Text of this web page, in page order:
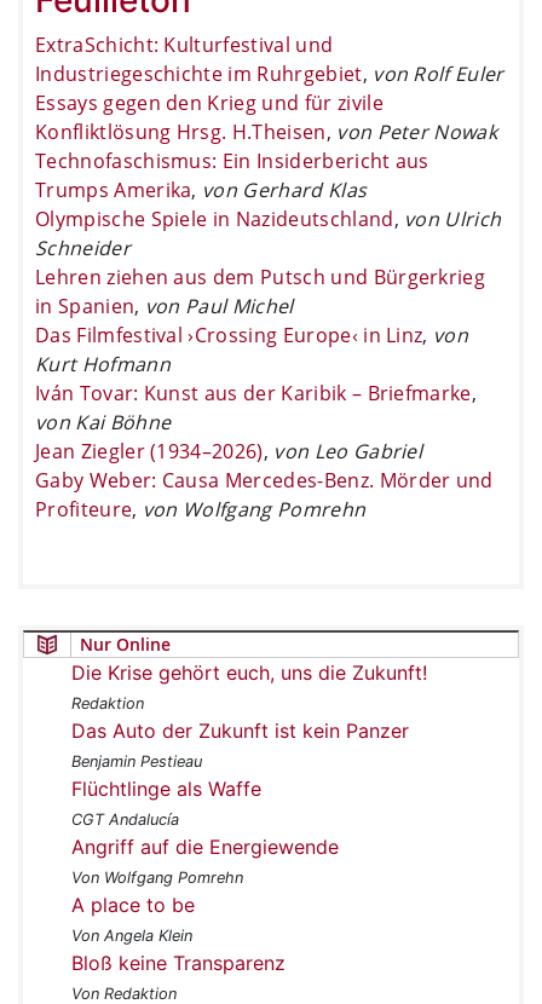
ExtraSchicht: Kulturfestival und
Industriegeschichte im Ruhrgebiet, von Rolf Euler
Essays gegen den Krieg und für zivile
Konfliktlösung Hrsg. H.Theisen, von Peter Nowak
Technofaschismus: Ein Insiderbericht aus
Trumps Amerika, von Gerhard Klas
Olympische Spiele in Nazideutschland, von Ulrich
Schneider
Lehren ziehen aus dem Putsch und Bürgerkrieg
in Spanien, von Paul Michel
Das Filmfestival ›Crossing Europe‹ in Linz, von
Kurt Hofmann
Iván Tovar: Kunst aus der Karibik – Briefmarke,
von Kai Böhne
Jean Ziegler (1934–2026), von Leo Gabriel
Gaby Weber: Causa Mercedes-Benz. Mörder und
Profiteure, von Wolfgang Pomrehn
Nur Online
Die Krise gehört euch, uns die Zukunft!
Redaktion
Das Auto der Zukunft ist kein Panzer
Benjamin Pestieau
Flüchtlinge als Waffe
CGT Andalucía
Angriff auf die Energiewende
Von Wolfgang Pomrehn
A place to be
Von Angela Klein
Bloß keine Transparenz
Von Redaktion